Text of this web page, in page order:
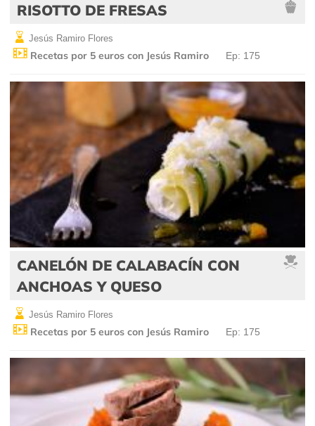
RISOTTO DE FRESAS
Jesús Ramiro Flores
Recetas por 5 euros con Jesús Ramiro Ep: 175
CANELÓN DE CALABACÍN CON
ANCHOAS Y QUESO
Jesús Ramiro Flores
Recetas por 5 euros con Jesús Ramiro Ep: 175